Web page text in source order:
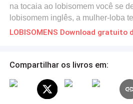
na tocaia ao lobisomem você se
lobisomem inglês, a mulher-loba
possível ou tudo trará a morte no
Compartilhar os livros em: